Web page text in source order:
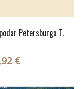
Petersburga T.
€